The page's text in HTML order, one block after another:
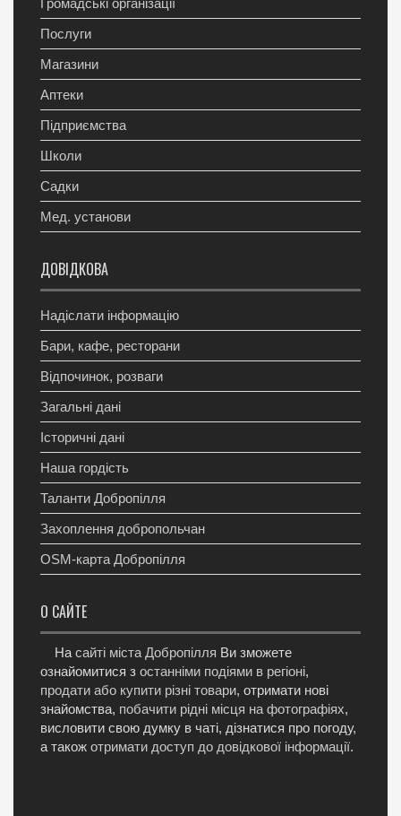
Громадські організації
Послуги
Магазини
Аптеки
Підприємства
Школи
Садки
Мед. установи
ДОВІДКОВА
Надіслати інформацію
Бари, кафе, ресторани
Відпочинок, розваги
Загальні дані
Історичні дані
Наша гордість
Таланти Добропілля
Захоплення добропольчан
OSM-карта Добропілля
О САЙТЕ
На сайті міста Добропілля Ви зможете
ознайомитися з останніми подіями в регіоні,
продати або купити різні товари, отримати нові
знайомства, побачити рідні місця на фотографіях,
висловити свою думку в чаті, дізнатися про погоду,
а також отримати доступ до довідкової інформації.